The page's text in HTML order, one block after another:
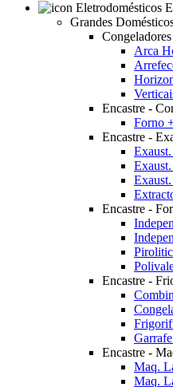
Grandes
Congeladores
Arca
Encastre -
Forno
Encastre -
Encastre -
Encastre -
Encastre -
Maq.
Maq.